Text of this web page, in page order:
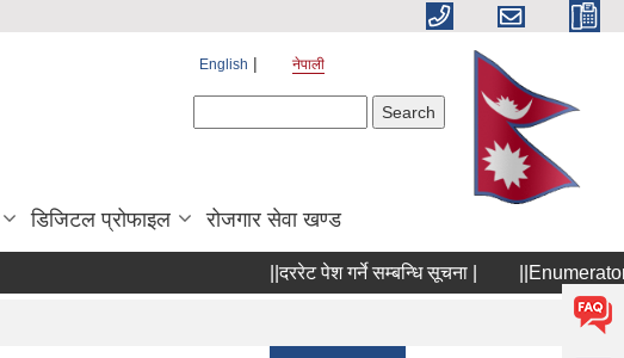
English नेपाली
डिजिटल प्रोफाइल रोजगार सेवा खण्ड
||दररेट पेश गर्ने सम्बन्धि सूचना | ||Enumerator
1